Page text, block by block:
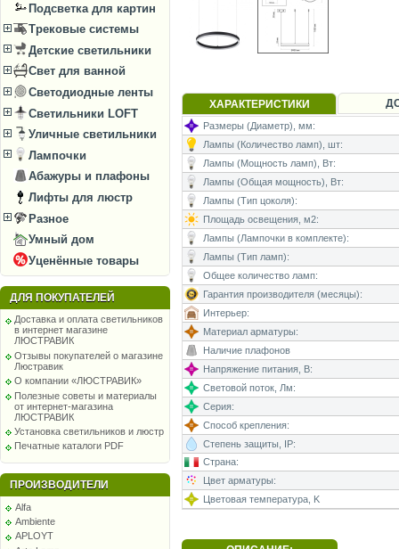
Подсветка для картин
Трековые системы
Детские светильники
Свет для ванной
Светодиодные ленты
Светильники LOFT
Уличные светильники
Лампочки
Абажуры и плафоны
Лифты для люстр
Разное
Умный дом
Уценённые товары
ДЛЯ ПОКУПАТЕЛЕЙ
Доставка и оплата светильников
в интернет магазине
ЛЮСТРАВИК
Отзывы покупателей о магазине
Люстравик
О компании «ЛЮСТРАВИК»
Полезные советы и материалы
от интернет-магазина
ЛЮСТРАВИК
Установка светильников и люстр
Печатные каталоги PDF
ПРОИЗВОДИТЕЛИ
Alfa
Ambiente
APLOYT
ХАРАКТЕРИСТИКИ
Размеры (Диаметр), мм:
Лампы (Количество ламп), шт:
Лампы (Мощность ламп), Вт:
Лампы (Общая мощность), Вт:
Лампы (Тип цоколя):
Площадь освещения, м2:
Лампы (Лампочки в комплекте):
Лампы (Тип ламп):
Общее количество ламп:
Гарантия производителя (месяцы):
Интерьер:
Материал арматуры:
Наличие плафонов
Напряжение питания, В:
Световой поток, Лм:
Серия:
Способ крепления:
Степень защиты, IP:
Страна:
Цвет арматуры:
Цветовая температура, K